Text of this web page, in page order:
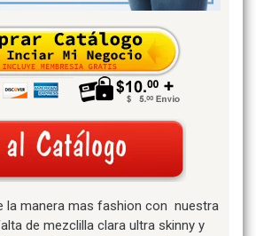
la manera mas fashion con nuestra
de mezclilla clara ultra skinny y